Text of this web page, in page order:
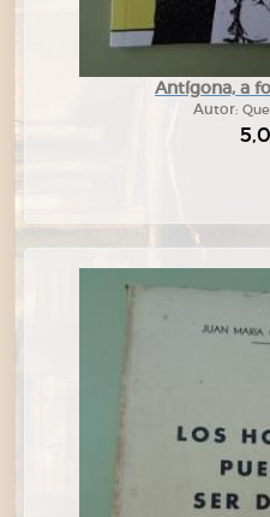
Antígona, a
Autor: